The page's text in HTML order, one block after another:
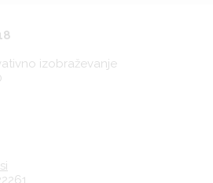
izobraževanje